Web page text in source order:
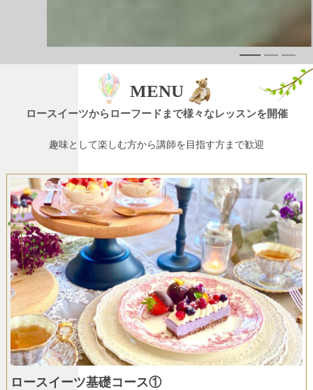
ロースイーツからローフードまで様々なレッスンを開催
MENU
趣味として楽しむ方から講師を目指す方まで歓迎
ロースイーツ基礎コース①